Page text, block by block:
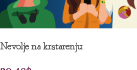
Nevolje na krstarenju